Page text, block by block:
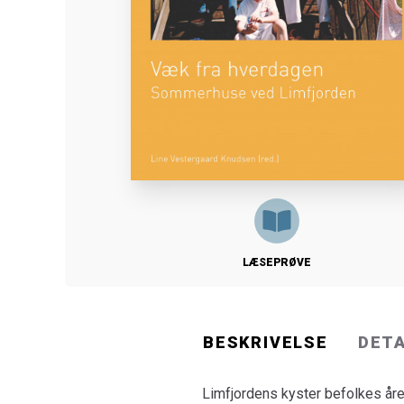
LÆSEPRØVE
BESKRIVELSE
Limfjordens kyster befolkes